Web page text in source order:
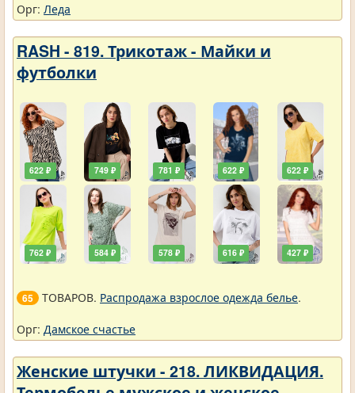
Орг: Леда
RASH - 819. Трикотаж - Майки и
футболки
622 ₽
762 ₽
749 ₽
584 ₽
781 ₽
578 ₽
622 ₽
616 ₽
622 ₽
427 ₽
65 ТОВАРОВ. Распродажа взрослое одежда белье.
Орг: Дамское счастье
Женские штучки - 218. ЛИКВИДАЦИЯ.